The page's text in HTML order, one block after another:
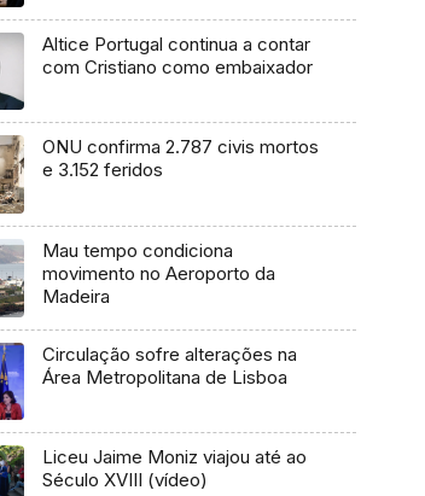
Altice Portugal continua a contar
com Cristiano como embaixador
ONU confirma 2.787 civis mortos
e 3.152 feridos
Mau tempo condiciona
movimento no Aeroporto da
Madeira
Circulação sofre alterações na
Área Metropolitana de Lisboa
Liceu Jaime Moniz viajou até ao
Século XVIII (vídeo)